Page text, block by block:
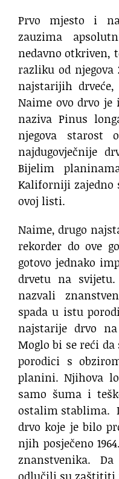
Prvo mjesto i
zauzima
nedavno otkriven,
razliku od
najstarijih
Naime ovo drvo je
naziva Pinus
njegova starost
najdugovječnije
Bijelim
Kaliforniji zajedno
ovoj listi.
Naime, drugo
rekorder do ove
gotovo jednako
drvetu na
nazvali
spada u istu
najstarije drvo
Moglo bi se reći
porodici s
planini. Njihova
samo šuma i
ostalim stablima.
drvo koje je bilo
njih posječeno
znanstvenika.
odlučili su zaštititi